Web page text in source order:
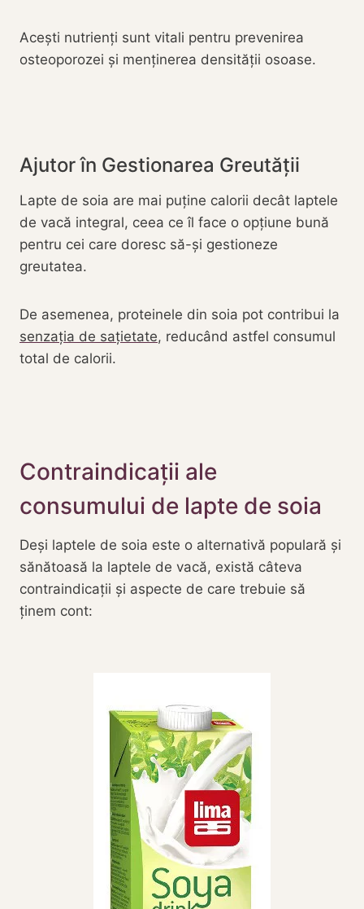
Acești nutrienți sunt vitali pentru prevenirea
osteoporozei și menținerea densității osoase.
Ajutor în Gestionarea Greutății
Lapte de soia are mai puține calorii decât laptele
de vacă integral, ceea ce îl face o opțiune bună
pentru cei care doresc să-și gestioneze
greutatea.
De asemenea, proteinele din soia pot contribui la
senzația de sațietate, reducând astfel consumul
total de calorii.
Contraindicații ale
consumului de lapte de soia
Deși laptele de soia este o alternativă populară și
sănătoasă la laptele de vacă, există câteva
contraindicații și aspecte de care trebuie să
ținem cont: